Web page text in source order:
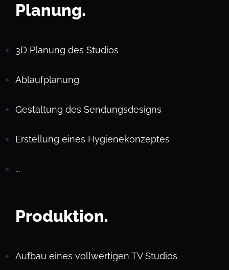
Planung.
3D Planung des Studios
Ablaufplanung
Gestaltung des Sendungsdesigns
Erstellung eines Hygienekonzeptes
...
Produktion.
Aufbau eines vollwertigen TV Studios